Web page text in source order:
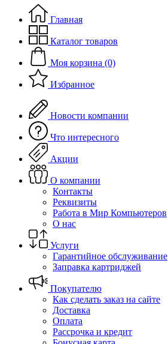
Главная
Каталог товаров
Моя корзина (0)
Избранное
Новости компании
Что интересного
Акции
О компании
Контакты
Реквизиты
Работа в Мир Компьютеров
О нас
Услуги
Гарантийное обслуживание
Заправка картриджей
Покупателю
Как сделать заказ на сайте
Доставка
Оплата
Рассрочка и кредит